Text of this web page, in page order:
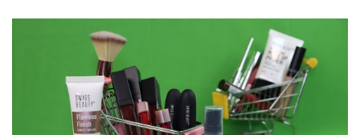
Leica M and Q systems is currently a study in fragmented
value retention. For those embedded in the ecosystem, this is
a moment of recalibration where the specific dollar-amount
jumps across the M-System are beginning to redefine the
floor price for used equipment. I have monitored these
cycles for years, and the 2026 correction stands out for its